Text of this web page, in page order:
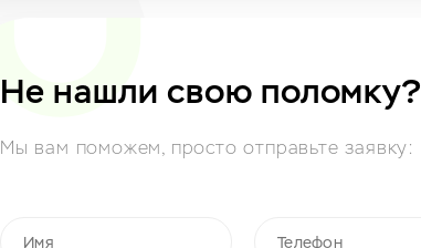
Не нашли свою поломку?
Мы вам поможем, просто отправьте заявку: